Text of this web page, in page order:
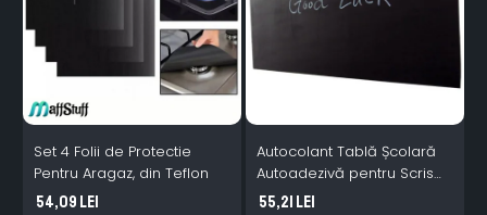
Set 4 Folii de Protectie
Pentru Aragaz, din Teflon
54,09 Lei
Autocolant Tablă Școlară
Autoadezivă pentru Scris
cu Creta – Folie Neagră
55,21 Lei